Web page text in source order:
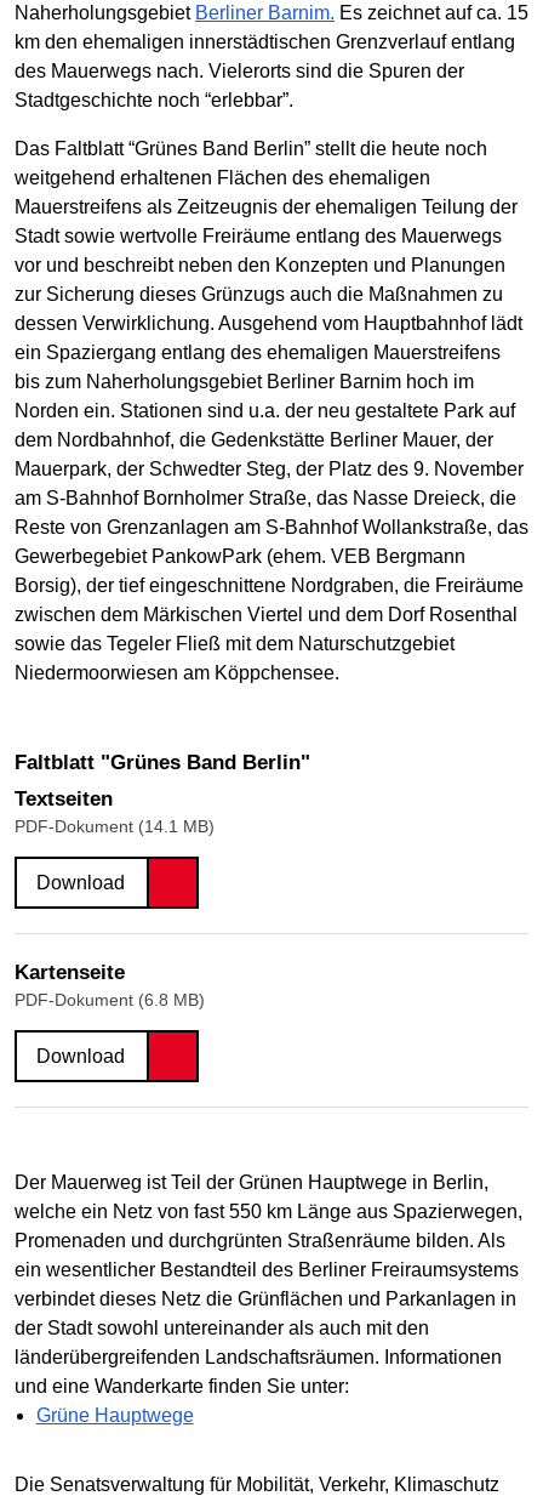
Naherholungsgebiet Berliner Barnim. Es zeichnet auf ca. 15
km den ehemaligen innerstädtischen Grenzverlauf entlang
des Mauerwegs nach. Vielerorts sind die Spuren der
Stadtgeschichte noch “erlebbar”.
Das Faltblatt “Grünes Band Berlin” stellt die heute noch
weitgehend erhaltenen Flächen des ehemaligen
Mauerstreifens als Zeitzeugnis der ehemaligen Teilung der
Stadt sowie wertvolle Freiräume entlang des Mauerwegs
vor und beschreibt neben den Konzepten und Planungen
zur Sicherung dieses Grünzugs auch die Maßnahmen zu
dessen Verwirklichung. Ausgehend vom Hauptbahnhof lädt
ein Spaziergang entlang des ehemaligen Mauerstreifens
bis zum Naherholungsgebiet Berliner Barnim hoch im
Norden ein. Stationen sind u.a. der neu gestaltete Park auf
dem Nordbahnhof, die Gedenkstätte Berliner Mauer, der
Mauerpark, der Schwedter Steg, der Platz des 9. November
am S-Bahnhof Bornholmer Straße, das Nasse Dreieck, die
Reste von Grenzanlagen am S-Bahnhof Wollankstraße, das
Gewerbegebiet PankowPark (ehem. VEB Bergmann
Borsig), der tief eingeschnittene Nordgraben, die Freiräume
zwischen dem Märkischen Viertel und dem Dorf Rosenthal
sowie das Tegeler Fließ mit dem Naturschutzgebiet
Niedermoorwiesen am Köppchensee.
Faltblatt "Grünes Band Berlin"
Textseiten
PDF-Dokument (14.1 MB)
Download
Kartenseite
PDF-Dokument (6.8 MB)
Download
Der Mauerweg ist Teil der Grünen Hauptwege in Berlin,
welche ein Netz von fast 550 km Länge aus Spazierwegen,
Promenaden und durchgrünten Straßenräume bilden. Als
ein wesentlicher Bestandteil des Berliner Freiraumsystems
verbindet dieses Netz die Grünflächen und Parkanlagen in
der Stadt sowohl untereinander als auch mit den
länderübergreifenden Landschaftsräumen. Informationen
und eine Wanderkarte finden Sie unter:
Grüne Hauptwege
Die Senatsverwaltung für Mobilität, Verkehr, Klimaschutz